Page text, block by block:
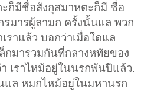
ก็มีชื่อสังกุสมาหตะก็มี ชื่อ
มารผู้ลามก ครั้งนั้นแล พวก
ราแล้ว บอกว่าเมื่อใดแล
กมารวมกันที่กลางหทัยของ
เราไหม้อยู่ในนรกพันปีแล้ว.
แล หมกไหม้อยู่ในมหานรก